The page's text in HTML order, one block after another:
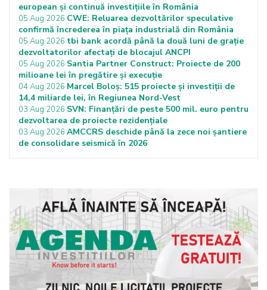
european și continuă investițiile în România
05 Aug 2026 CWE: Reluarea dezvoltărilor speculative
confirmă încrederea în piața industrială din România
05 Aug 2026 tbi bank acordă până la două luni de grație
dezvoltatorilor afectați de blocajul ANCPI
05 Aug 2026 Santia Partner Construct: Proiecte de 200
milioane lei în pregătire și execuție
04 Aug 2026 Marcel Boloș: 515 proiecte și investiții de
14,4 miliarde lei, în Regiunea Nord-Vest
03 Aug 2026 SVN: Finanțări de peste 500 mil. euro pentru
dezvoltarea de proiecte rezidențiale
03 Aug 2026 AMCCRS deschide până la zece noi șantiere
de consolidare seismică în 2026